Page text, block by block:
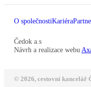
O společnostiKariéra
Čedok a.s
Návrh a realizace webu
© 2026, cestovní kancelář